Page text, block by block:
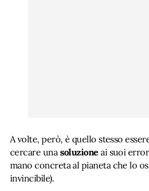
A volte, però, è quello stesso
cercare unasoluzione ai suoi
mano concreta al pianeta che lo
invincibile).